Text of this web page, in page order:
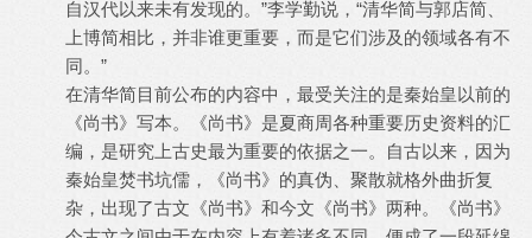
自汉代以来未有发现的。”李学勤说，“清华简与郭店简、
上博简相比，并非谁更重要，而是它们涉及的领域各有不
同。”
在清华简目前公布的内容中，最受关注的是秦始皇以前的
《尚书》写本。《尚书》是夏商周各种重要历史资料的汇
编，是研究上古史最为重要的依据之一。自古以来，因为
秦始皇焚书坑儒，《尚书》的真伪、聚散就格外曲折复
杂，出现了古文《尚书》和今文《尚书》两种。《尚书》